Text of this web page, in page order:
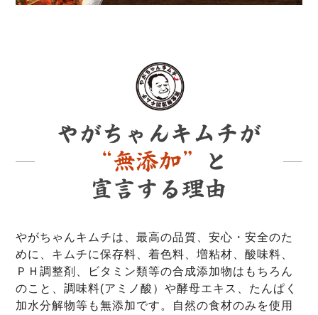
やがちゃんキムチは、最高の品質、安心・安全のた
めに、キムチに保存料、着色料、増粘材、酸味料、
ＰＨ調整剤、ビタミン類等の合成添加物はもちろん
のこと、調味料(アミノ酸）や酵母エキス、たんぱく
加水分解物等も無添加です。自然の食材のみを使用